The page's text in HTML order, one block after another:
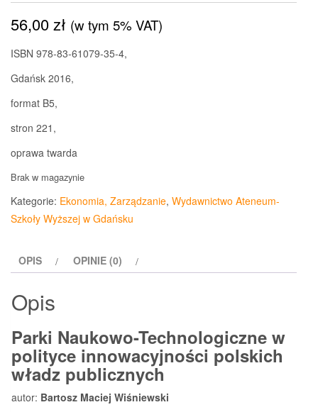
56,00zł (w tym 5% VAT)
ISBN 978-83-61079-35-4,
Gdańsk 2016,
format B5,
stron 221,
oprawa twarda
Brak w magazynie
Kategorie: Ekonomia, Zarządzanie, Wydawnictwo Ateneum-
Szkoły Wyższej w Gdańsku
OPIS OPINIE (0)
Opis
Parki Naukowo-Technologiczne w
polityce innowacyjności polskich
władz publicznych
autor: Bartosz Maciej Wiśniewski